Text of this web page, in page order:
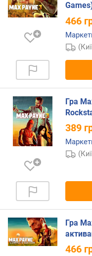
466
Гра
389
Гра
466